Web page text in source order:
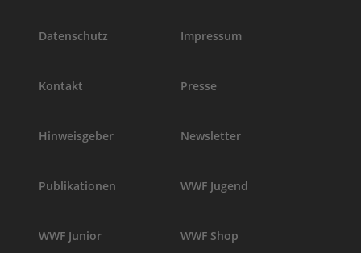
Datenschutz Impressum
Kontakt Presse
Hinweisgeber Newsletter
Publikationen WWF Jugend
WWF Junior WWF Shop